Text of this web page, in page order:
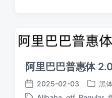
阿里巴巴普惠体
发
2025-02-03
发
黑